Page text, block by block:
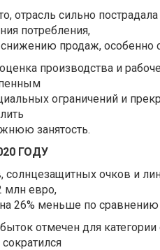
отрасль сильно
потребления,
продаж, особенно
производства и
ограничений и
занятость.
ГОДУ
солнцезащитных очков и
млн евро,
26% меньше по сравнению
отмечен для